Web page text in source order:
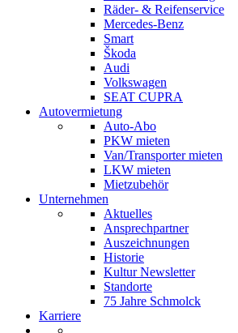
Räder- & Reifenservice
Mercedes-Benz
Smart
Škoda
Audi
Volkswagen
SEAT CUPRA
Autovermietung
Auto-Abo
PKW mieten
Van/Transporter mieten
LKW mieten
Mietzubehör
Unternehmen
Aktuelles
Ansprechpartner
Auszeichnungen
Historie
Kultur Newsletter
Standorte
75 Jahre Schmolck
Karriere